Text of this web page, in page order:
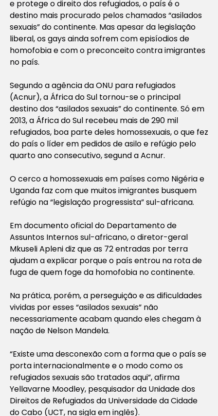
e protege o direito dos refugiados, o país é o
destino mais procurado pelos chamados “asilados
sexuais” do continente. Mas apesar da legislação
liberal, os gays ainda sofrem com episíodios de
homofobia e com o preconceito contra imigrantes
no país.
Segundo a agência da ONU para refugiados
(Acnur), a África do Sul tornou-se o principal
destino dos “asilados sexuais” do continente. Só em
2013, a África do Sul recebeu mais de 290 mil
refugiados, boa parte deles homossexuais, o que fez
do país o líder em pedidos de asilo e refúgio pelo
quarto ano consecutivo, segund a Acnur.
O cerco a homossexuais em países como Nigéria e
Uganda faz com que muitos imigrantes busquem
refúgio na “legislação progressista” sul-africana.
Em documento oficial do Departamento de
Assuntos Internos sul-africano, o diretor-geral
Mkuseli Apleni diz que as 72 entradas por terra
ajudam a explicar porque o país entrou na rota de
fuga de quem foge da homofobia no continente.
Na prática, porém, a perseguição e as dificuldades
vividas por esses “asilados sexuais” não
necessariamente acabam quando eles chegam à
nação de Nelson Mandela.
“Existe uma desconexão com a forma que o país se
porta internacionalmente e o modo como os
refugiados sexuais são tratados aqui”, afirma
Yellavarne Moodley, pesquisador da Unidade dos
Direitos de Refugiados da Universidade da Cidade
do Cabo (UCT, na sigla em inglês).